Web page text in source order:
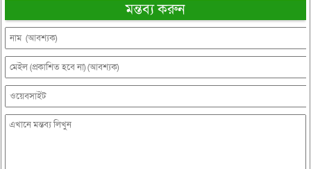
মন্তব্য করুন